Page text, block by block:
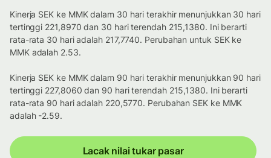
Kinerja SEK ke MMK dalam 30 hari terakhir menunjukkan 30 hari
tertinggi 221,8970 dan 30 hari terendah 215,1380. Ini berarti
rata-rata 30 hari adalah 217,7740. Perubahan untuk SEK ke
MMK adalah 2.53.
Kinerja SEK ke MMK dalam 90 hari terakhir menunjukkan 90 hari
tertinggi 227,8060 dan 90 hari terendah 215,1380. Ini berarti
rata-rata 90 hari adalah 220,5770. Perubahan SEK ke MMK
adalah -2.59.
Lacak nilai tukar pasar